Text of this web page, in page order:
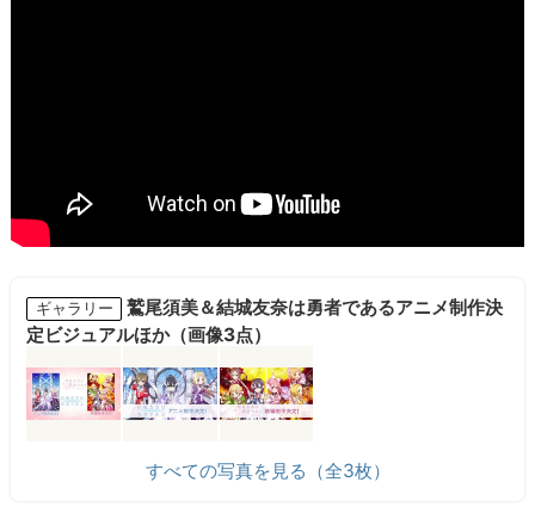
ギャラリー
鷲尾須美＆結城友奈は勇者であるアニメ制作決
定ビジュアルほか（画像3点）
すべての写真を見る（全3枚）